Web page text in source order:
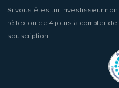
Si vous êtes un investisseur
réflexion de 4 jours à compter
souscription.